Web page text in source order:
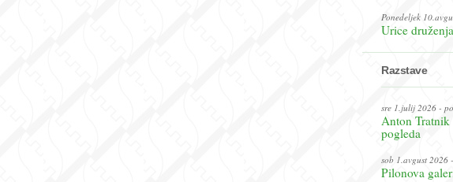
Ponedeljek
Urice druženja
Razstave
sre 1.julij 2026 -
Anton Tratnik
pogleda
sob 1.avgust 2026
Pilonova